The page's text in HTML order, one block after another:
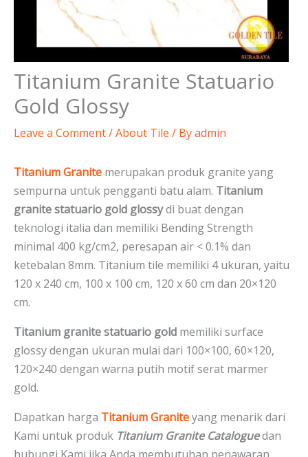
Titanium Granite Statuario
Gold Glossy
Leave a Comment/About Tile / Byadmin
Titanium Granite merupakan produk granite yang
sempurna untuk pengganti batu alam. Titanium
granite statuario gold glossydi buat dengan
teknologi italia dan memiliki Bending Strength
minimal 400 kg/cm2, peresapan air < 0.1% dan
ketebalan 8mm. Titanium tile memiliki 4 ukuran, yaitu
120 x 240 cm, 100 x 100 cm, 120 x 60 cm dan 20×120
cm.
Titanium granite statuario gold memiliki surface
glossy dengan ukuran mulai dari 100×100, 60×120,
120×240 dengan warna putih motif serat marmer
gold.
Dapatkan harga Titanium Graniteyang menarik dari
Kami untuk produk Titanium Granite Cataloguedan